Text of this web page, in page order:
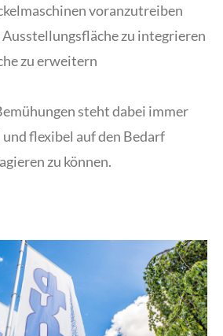
voranzutreiben
Ausstellungsfläche zu integrieren
zu erweitern
steht dabei immer
flexibel auf den Bedarf
zu können.